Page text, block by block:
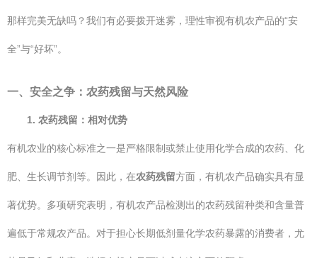
那样完美无缺吗？我们有必要拨开迷雾，理性审视有机农产品的“安
全”与“好坏”。
一、安全之争：农药残留与天然风险
1. 农药残留：相对优势
有机农业的核心标准之一是严格限制或禁止使用化学合成的农药、化
肥、生长调节剂等。因此，在农药残留方面，有机农产品确实具有显
著优势。多项研究表明，有机农产品检测出的农药残留种类和含量普
遍低于常规农产品。对于担心长期低剂量化学农药暴露的消费者，尤